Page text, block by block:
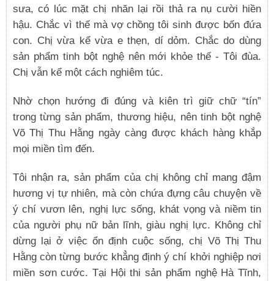
sưa, có lúc mặt chị nhăn lại rồi thả ra nụ cười hiền
hậu. Chắc vì thế mà vợ chồng tôi sinh được bốn đứa
con. Chị vừa kể vừa e thẹn, dí dỏm. Chắc do dùng
sản phẩm tinh bột nghệ nên mới khỏe thế - Tôi đùa.
Chị vẫn kể một cách nghiêm túc.
Nhờ chọn hướng đi đúng và kiên trì giữ chữ “tín”
trong từng sản phẩm, thương hiệu, nên tinh bột nghệ
Võ Thị Thu Hằng ngày càng được khách hàng khắp
mọi miền tìm đến.
Tôi nhận ra, sản phẩm của chị không chỉ mang đậm
hương vị tự nhiên, mà còn chứa đựng câu chuyện về
ý chí vươn lên, nghị lực sống, khát vọng và niềm tin
của người phụ nữ bản lĩnh, giàu nghị lực. Không chỉ
dừng lại ở việc ổn định cuộc sống, chị Võ Thị Thu
Hằng còn từng bước khẳng định ý chí khởi nghiệp nơi
miền sơn cước. Tại Hội thi sản phẩm nghệ Hà Tĩnh,